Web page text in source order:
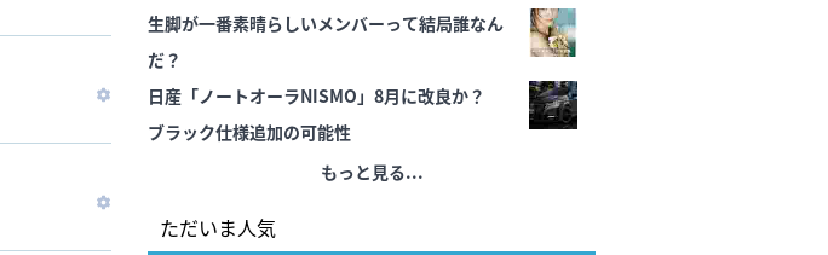
生脚が一番素晴らしいメンバーって結局誰なん
だ？
日産「ノートオーラNISMO」8月に改良か？
ブラック仕様追加の可能性
もっと見る...
ただいま人気